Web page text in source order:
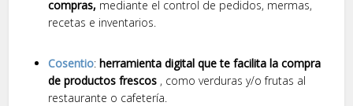
compras, mediante el control de pedidos, mermas,
recetas e inventarios.
Cosentio: herramienta digital que te facilita la compra
de productos frescos , como verduras y/o frutas al
restaurante o cafetería.